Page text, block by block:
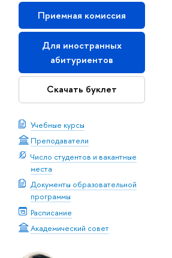
Приемная комиссия
Для иностранных
абитуриентов
Скачать буклет
Учебные курсы
Преподаватели
Число студентов и вакантные
места
Документы образовательной
программы
Расписание
Академический совет